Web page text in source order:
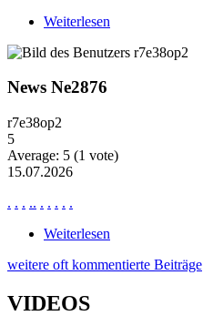
Weiterlesen
News Ne2876
r7e38op2
5
Average: 5 (1 vote)
15.07.2026
. . . .. . . . . .
Weiterlesen
weitere oft kommentierte Beiträge
VIDEOS